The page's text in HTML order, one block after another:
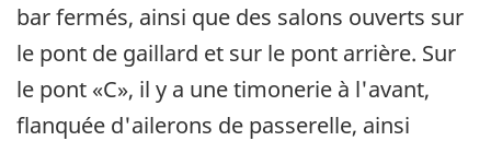
bar fermés, ainsi que des salons ouverts sur
le pont de gaillard et sur le pont arrière. Sur
le pont «C», il y a une timonerie à l'avant,
flanquée d'ailerons de passerelle, ainsi